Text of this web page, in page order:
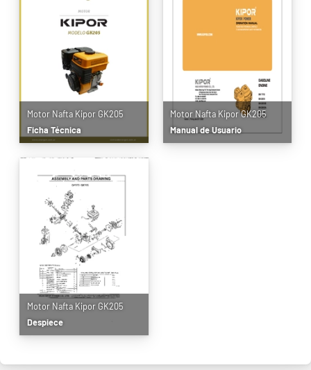
Motor Nafta Kipor GK205
Ficha Técnica
Motor Nafta Kipor GK205
Manual de Usuario
Motor Nafta Kipor GK205
Despiece